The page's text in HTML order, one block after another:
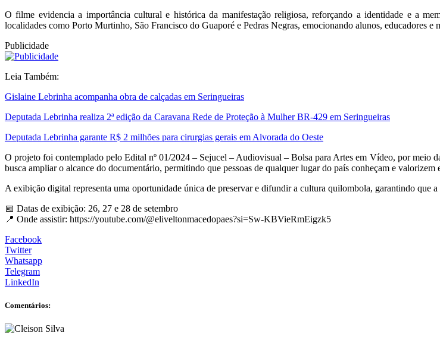
O filme evidencia a importância cultural e histórica da manifestação religiosa, reforçando a identidade e a
localidades como Porto Murtinho, São Francisco do Guaporé e Pedras Negras, emocionando alunos, educadores e
Publicidade
Leia Também:
Gislaine Lebrinha acompanha obra de calçadas em Seringueiras
Deputada Lebrinha realiza 2ª edição da Caravana Rede de Proteção à Mulher BR-429 em Seringueiras
Deputada Lebrinha garante R$ 2 milhões para cirurgias gerais em Alvorada do Oeste
O projeto foi contemplado pelo Edital nº 01/2024 – Sejucel – Audiovisual – Bolsa para Artes em Vídeo, por
busca ampliar o alcance do documentário, permitindo que pessoas de qualquer lugar do país conheçam e valorizem
A exibição digital representa uma oportunidade única de preservar e difundir a cultura quilombola, garantindo que
📅 Datas de exibição: 26, 27 e 28 de setembro
📍 Onde assistir: https://youtube.com/@eliveltonmacedopaes?si=Sw-KBVieRmEigzk5
Facebook
Twitter
Whatsapp
Telegram
LinkedIn
Comentários: